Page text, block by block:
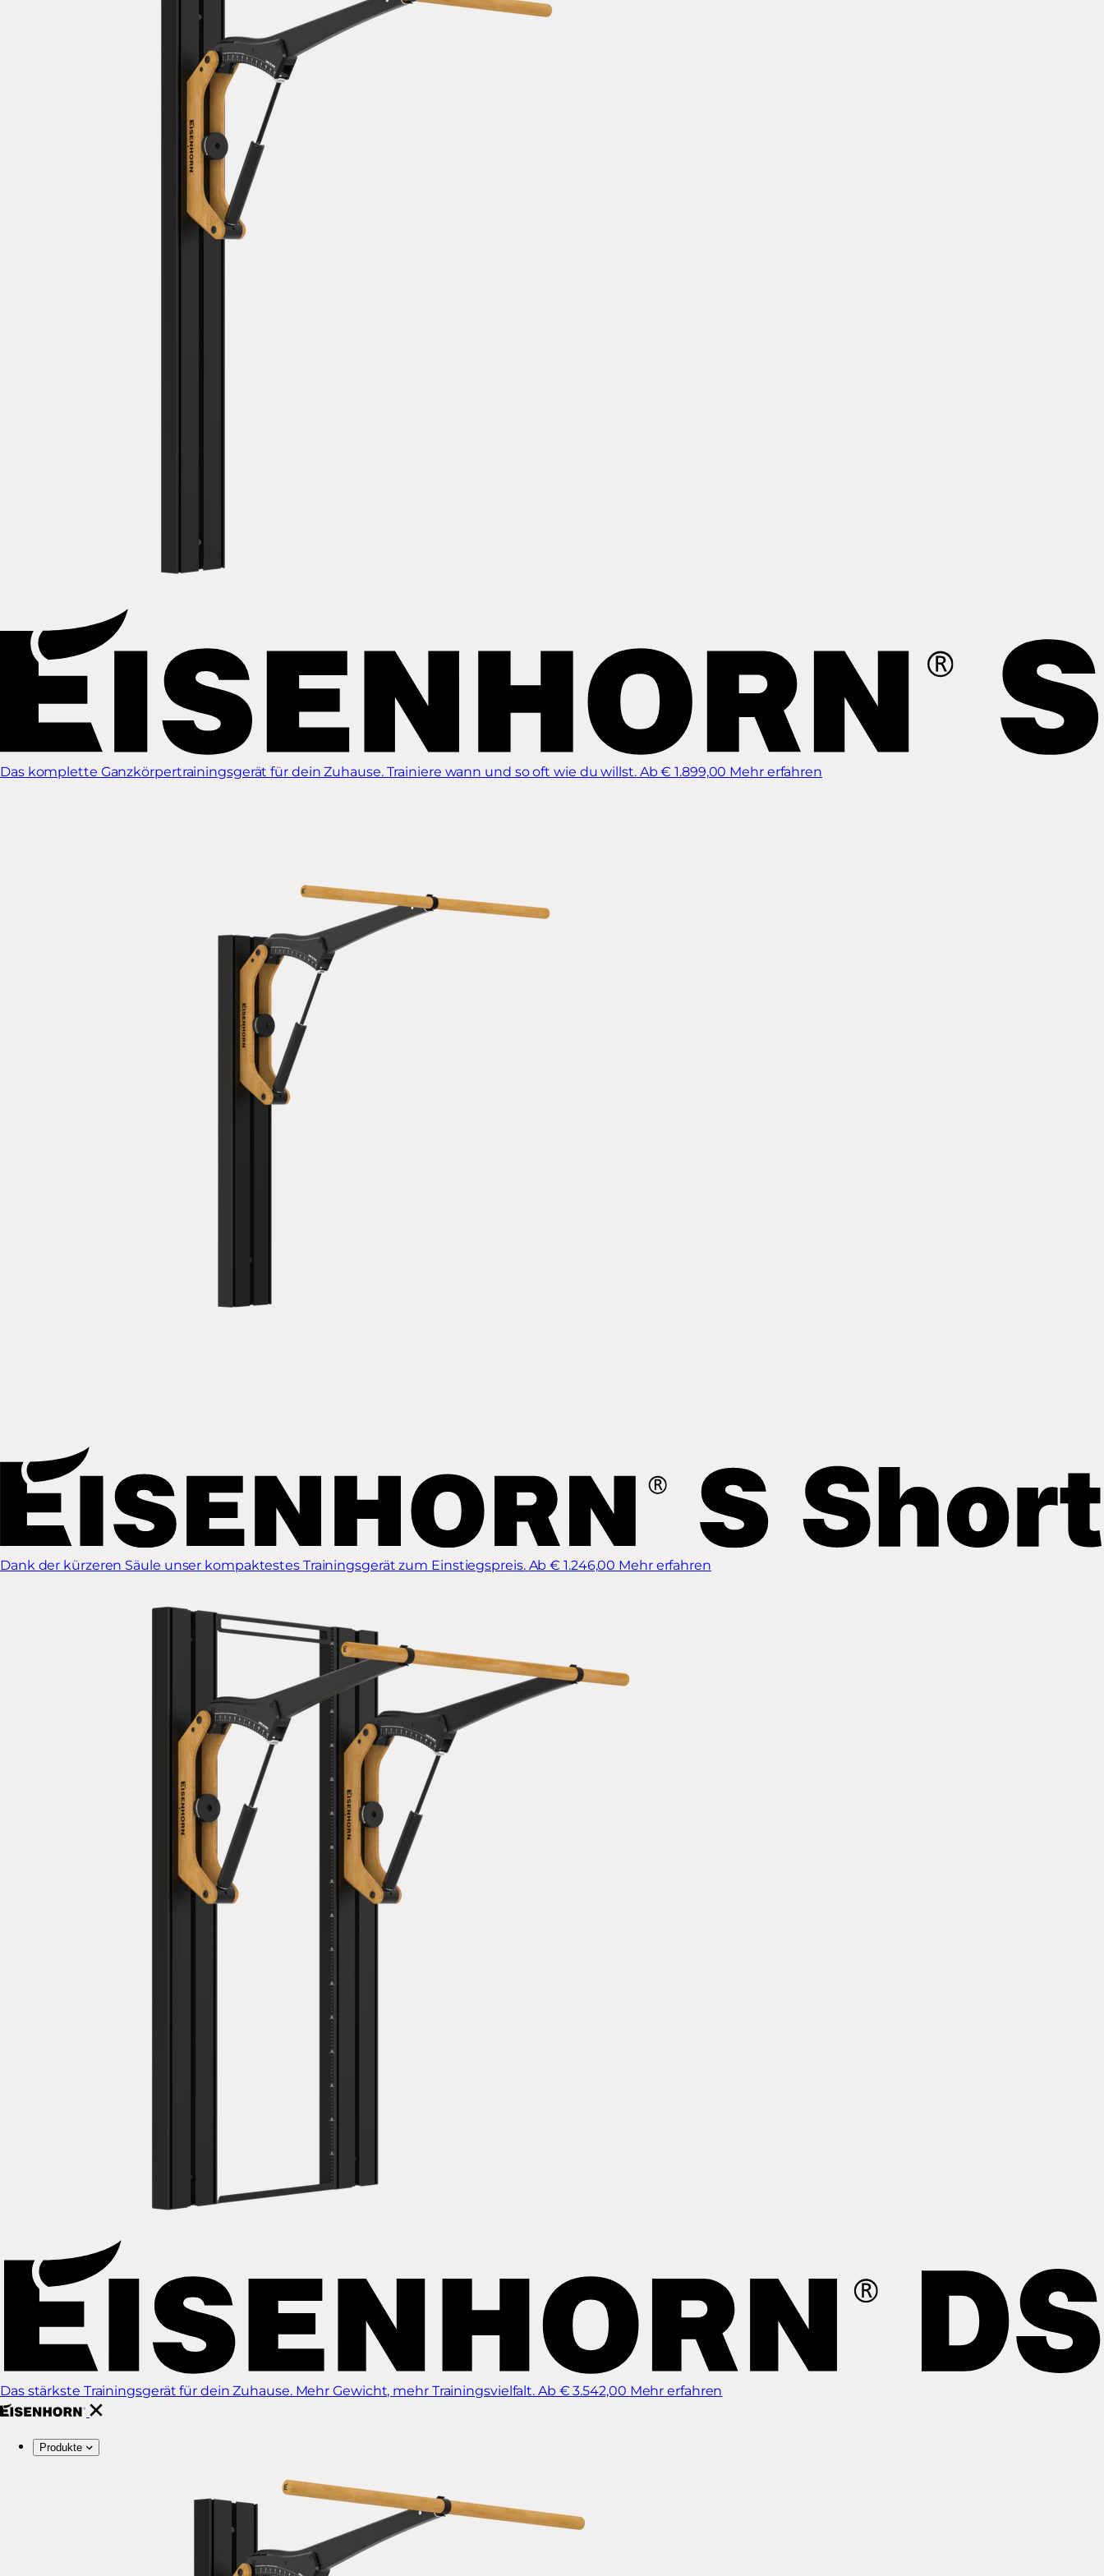
Das komplette Ganzkörpertrainingsgerät für dein Zuhause. Trainiere wann und so oft wie du willst. Ab € 1.899,00 Mehr erfahren
Dank der kürzeren Säule unser kompaktestes Trainingsgerät zum Einstiegspreis. Ab € 1.246,00 Mehr erfahren
Das stärkste Trainingsgerät für dein Zuhause. Mehr Gewicht, mehr Trainingsvielfalt. Ab € 3.542,00 Mehr erfahren
Produkte